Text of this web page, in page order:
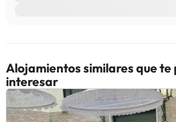
Alojamientos similares que te
interesar